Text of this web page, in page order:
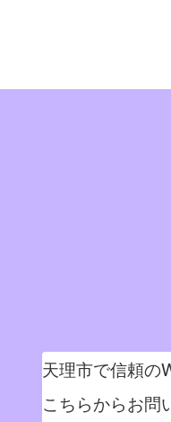
天理市で信頼の
こちらからお問